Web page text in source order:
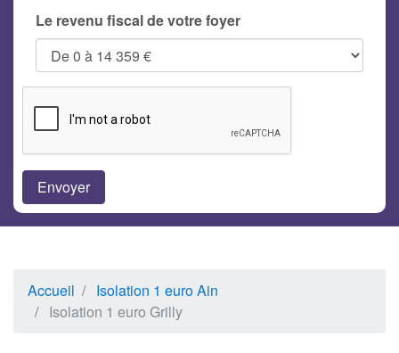
Le revenu fiscal de votre foyer
Accueil
Isolation 1 euro Ain
Isolation 1 euro Grilly